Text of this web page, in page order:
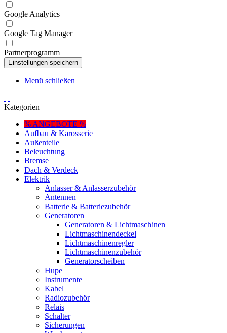
Google Analytics
Google Tag Manager
Partnerprogramm
Menü schließen
Kategorien
% ANGEBOTE %
Aufbau & Karosserie
Außenteile
Beleuchtung
Bremse
Dach & Verdeck
Elektrik
Anlasser & Anlasserzubehör
Antennen
Batterie & Batteriezubehör
Generatoren
Generatoren & Lichtmaschinen
Lichtmaschinendeckel
Lichtmaschinenregler
Lichtmaschinenzubehör
Generatorscheiben
Hupe
Instrumente
Kabel
Radiozubehör
Relais
Schalter
Sicherungen